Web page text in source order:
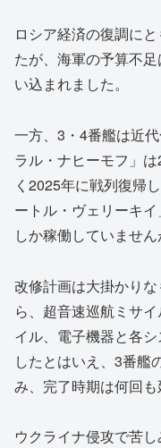
ロシア経済の復調に
たが、海軍の予算不
い込まれました。
一方、3・4番艦は近
ラル・ナヒーモフ」
く2025年に戦列復帰
ートル・ヴェリーキ
しか稼働していません
改修計画は大掛かり
ら、超音速巡航ミサ
イル、電子機器と各
したとはいえ、3番艦
み、完了時期は何回も
ウクライナ侵攻で苦